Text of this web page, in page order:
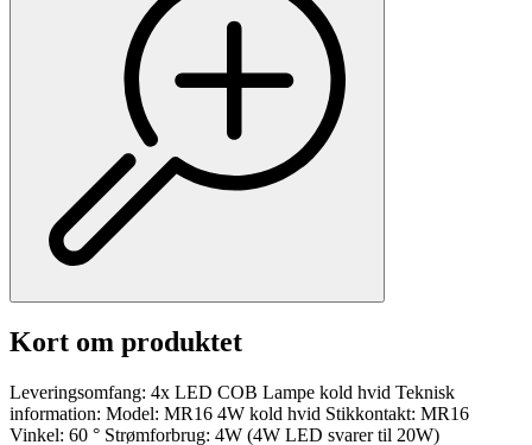
Kort om produktet
Leveringsomfang: 4x LED COB Lampe kold hvid Teknisk
information: Model: MR16 4W kold hvid Stikkontakt: MR16
Vinkel: 60 ° Strømforbrug: 4W (4W LED svarer til 20W)